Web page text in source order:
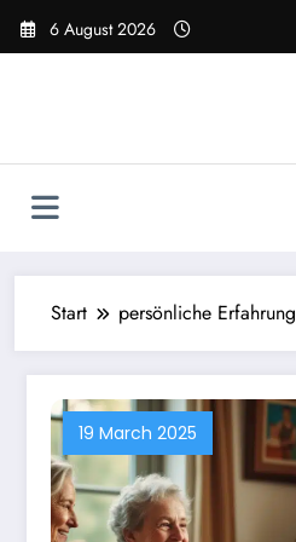
Zum
Inhalt
6 August 2026
Start persönliche Erfahrung
19 March 2025